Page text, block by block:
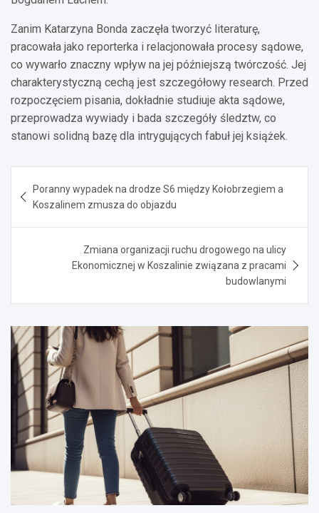
Zanim Katarzyna Bonda zaczęła tworzyć literaturę,
pracowała jako reporterka i relacjonowała procesy sądowe,
co wywarło znaczny wpływ na jej późniejszą twórczość. Jej
charakterystyczną cechą jest szczegółowy research. Przed
rozpoczęciem pisania, dokładnie studiuje akta sądowe,
przeprowadza wywiady i bada szczegóły śledztw, co
stanowi solidną bazę dla intrygujących fabuł jej książek.
wpisu
Poranny wypadek na drodze S6 między Kołobrzegiem a
Koszalinem zmusza do objazdu
Zmiana organizacji ruchu drogowego na ulicy
Ekonomicznej w Koszalinie związana z pracami
budowlanymi